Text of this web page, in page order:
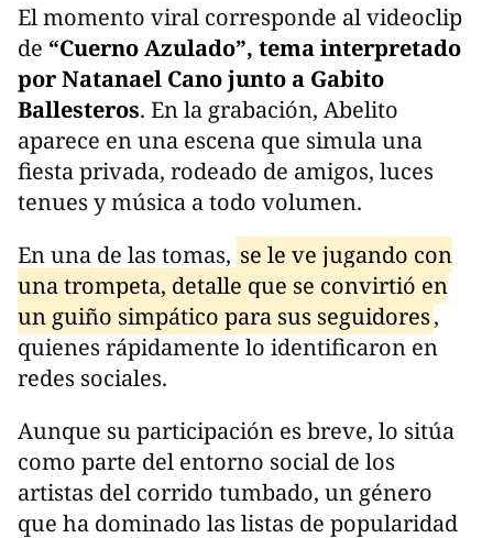
El momento viral corresponde al videoclip
de “Cuerno Azulado”, tema interpretado
por Natanael Cano junto a Gabito
Ballesteros. En la grabación, Abelito
aparece en una escena que simula una
fiesta privada, rodeado de amigos, luces
tenues y música a todo volumen.
En una de las tomas, se le ve jugando con
una trompeta, detalle que se convirtió en
un guiño simpático para sus seguidores,
quienes rápidamente lo identificaron en
redes sociales.
Aunque su participación es breve, lo sitúa
como parte del entorno social de los
artistas del corrido tumbado, un género
que ha dominado las listas de popularidad